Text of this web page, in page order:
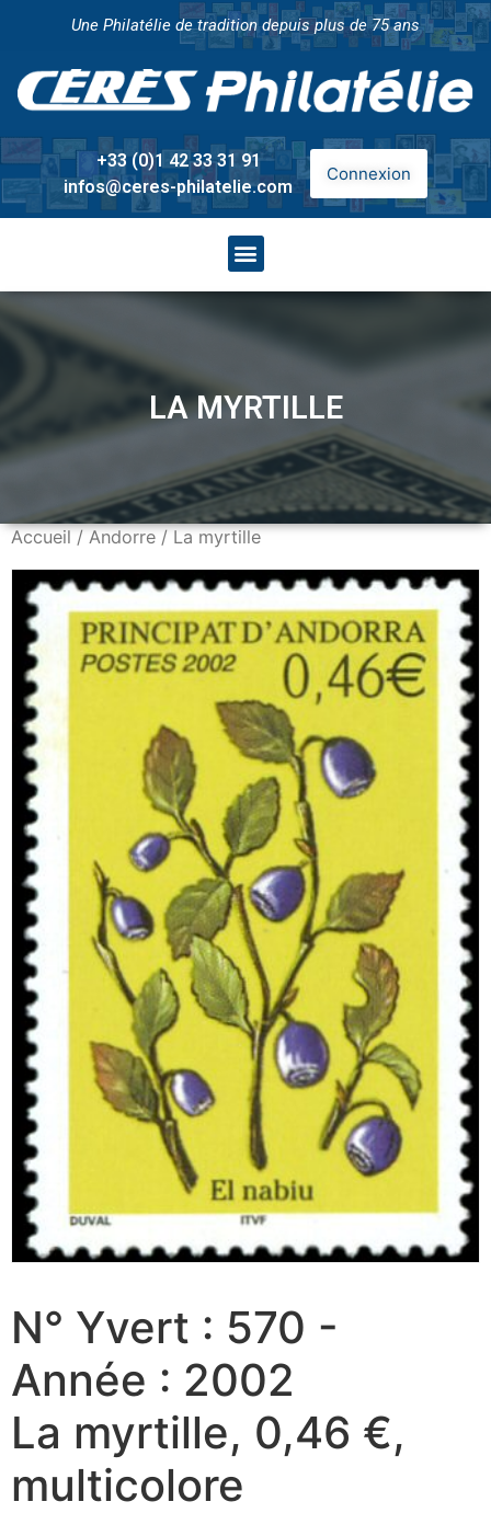
Une Philatélie de tradition depuis plus de 75 ans
+33 (0)1 42 33 31 91
infos@ceres-philatelie.com
Connexion
LA MYRTILLE
Accueil / Andorre / La myrtille
N° Yvert : 570 -
Année : 2002
La myrtille, 0,46 €,
multicolore